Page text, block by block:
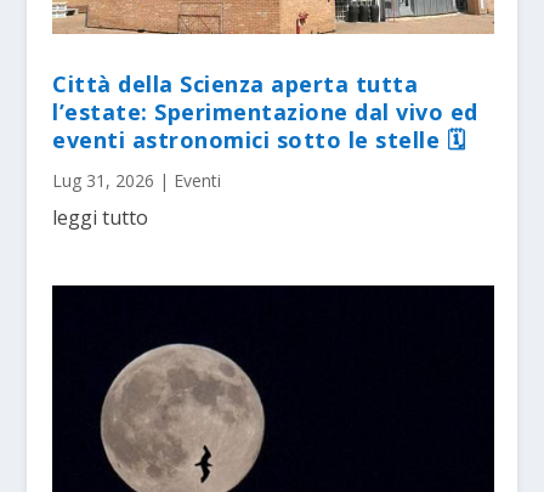
Città della Scienza aperta tutta
l’estate: Sperimentazione dal vivo ed
eventi astronomici sotto le stelle 🗓
Lug 31, 2026 | Eventi
leggi tutto